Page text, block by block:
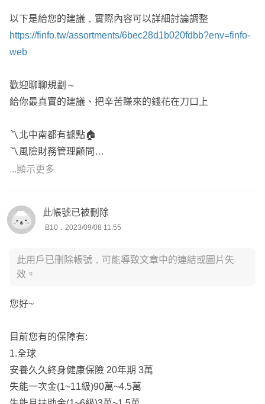
🎯有扶養責任貸款的成年人：失能險 > 重大傷病險＆癌症
險 > 壽險 > 醫療險 > 意外險
我已協助版上許多保戶，針對他們的需求&預算及擔心的部
分，做全方位的討論及規劃囉💯
我對待每個客戶的原則
➤「把錢花在刀口上」保險買對不買貴
➤「全方位規劃」讓您擁有最完善的保護傘
希望我的回覆有幫助到您
點擊「傳送訊息」免費諮詢
討論出最合適、CP值最高的建議哦～
﹡網站問問系統有時不會跳通知，會立即主動聯繫哦﹡
以下是給您的建議，實際內容可以詳細討論調整
https://finfo.tw/assortments/6bec28d1b020fdbb?env=finfo-
web
歡迎聊聊規劃～
給你最真實的建議、把辛苦賺來的錢花在刀口上
〽️北中南都有據點🏠
〽️風險財務管理顧問
〽️車險｜醫療險｜重大傷病｜儲蓄險
...顯示更多
此帳號已被刪除
B10．2023/09/08 11:55
此用戶已刪除帳號，可能導致文章中的連結或圖片失
效。
您好~
目前您有的保障有:
1.全球
安養久久終身健康保險 20年期 3萬
失能一次金(1~11級)90萬~4.5萬